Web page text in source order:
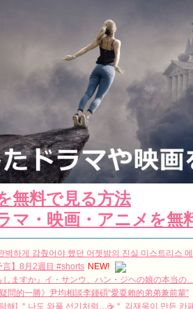
無料で見る方法
マ・映画・アニメを無
벽하게 감췄어야 했던 어젯밤의 진실 미스트리스
言】8月2週目 #shorts NEW!
しますか』イ・サンウ、ハン・ジヘの娘の本当の…
問的一勝》尹均相談李鍾碩“愛耍賴的弟弟兼前輩”
해] ＂나도 와플 선기처럼…☕＂ 김재욱이 만든 카